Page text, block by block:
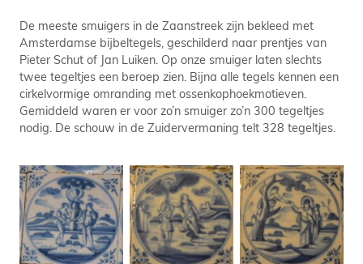
De meeste smuigers in de Zaanstreek zijn bekleed met
Amsterdamse bijbeltegels, geschilderd naar prentjes van
Pieter Schut of Jan Luiken. Op onze smuiger laten slechts
twee tegeltjes een beroep zien. Bijna alle tegels kennen een
cirkelvormige omranding met ossenkophoekmotieven.
Gemiddeld waren er voor zo’n smuiger zo’n 300 tegeltjes
nodig. De schouw in de Zuidervermaning telt 328 tegeltjes.